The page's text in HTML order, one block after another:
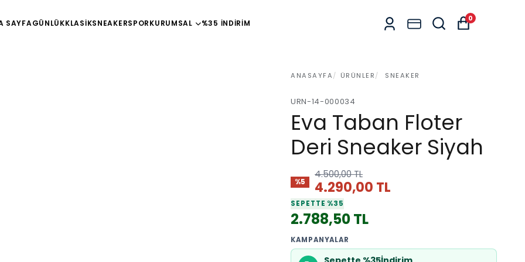
SAYFAGÜNLÜKKLASİKSNEAKERSPORKURUMSAL %35 İNDİRİM 0
ANASAYFA ÜRÜNLER SNEAKER
URN-14-000034
Eva Taban Floter
Deri Sneaker Siyah
%5 4.290,00 TL
4.500,00 TL
SEPETTE %35
2.788,50 TL
KAMPANYALAR